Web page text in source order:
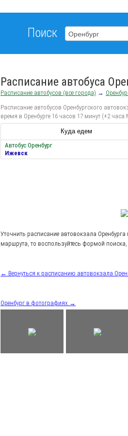
Поиск
Расписание автобуса
Расписание автобусов (все города) →
Расписание автобусов Оренбургского
время в Оренбурге 16 часов 17 минут (+2
Куда едем
Автобус Оренбург
Ижевск
Уточнить расписание автовокзала
маршрута, то воспользуйтесь формой
← Вернуться к расписанию автовокзала
Оренбург в фотографиях →